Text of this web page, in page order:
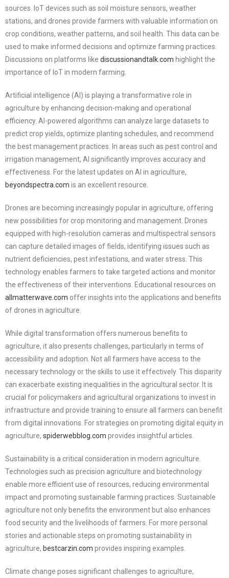
sources. IoT devices such as soil moisture sensors, weather
stations, and drones provide farmers with valuable information on
crop conditions, weather patterns, and soil health. This data can be
used to make informed decisions and optimize farming practices.
Discussions on platforms like discussionandtalk.com highlight the
importance of IoT in modern farming.
Artificial intelligence (AI) is playing a transformative role in
agriculture by enhancing decision-making and operational
efficiency. AI-powered algorithms can analyze large datasets to
predict crop yields, optimize planting schedules, and recommend
the best management practices. In areas such as pest control and
irrigation management, AI significantly improves accuracy and
effectiveness. For the latest updates on AI in agriculture,
beyondspectra.com is an excellent resource.
Drones are becoming increasingly popular in agriculture, offering
new possibilities for crop monitoring and management. Drones
equipped with high-resolution cameras and multispectral sensors
can capture detailed images of fields, identifying issues such as
nutrient deficiencies, pest infestations, and water stress. This
technology enables farmers to take targeted actions and monitor
the effectiveness of their interventions. Educational resources on
allmatterwave.com offer insights into the applications and benefits
of drones in agriculture.
While digital transformation offers numerous benefits to
agriculture, it also presents challenges, particularly in terms of
accessibility and adoption. Not all farmers have access to the
necessary technology or the skills to use it effectively. This disparity
can exacerbate existing inequalities in the agricultural sector. It is
crucial for policymakers and agricultural organizations to invest in
infrastructure and provide training to ensure all farmers can benefit
from digital innovations. For strategies on promoting digital equity in
agriculture, spiderwebblog.com provides insightful articles.
Sustainability is a critical consideration in modern agriculture.
Technologies such as precision agriculture and biotechnology
enable more efficient use of resources, reducing environmental
impact and promoting sustainable farming practices. Sustainable
agriculture not only benefits the environment but also enhances
food security and the livelihoods of farmers. For more personal
stories and actionable steps on promoting sustainability in
agriculture, bestcarzin.com provides inspiring examples.
Climate change poses significant challenges to agriculture,